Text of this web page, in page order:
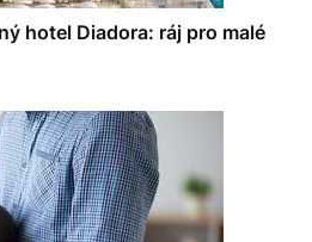
hotel Diadora: ráj pro malé